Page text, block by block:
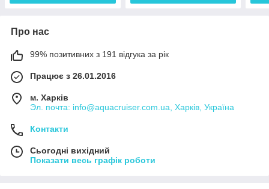
Про нас
99% позитивних з 191 відгука за рік
Працює з 26.01.2016
м. Харків
Эл. почта: info@aquacruiser.com.ua, Харків, Україна
Контакти
Сьогодні вихідний
Показати весь графік роботи